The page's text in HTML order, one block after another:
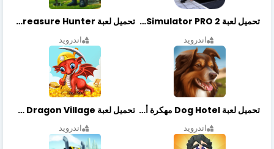
تحميل لعبة Bus Simulator PRO 2 مهكرة أخر إصدار
اندرويد
تحميل لعبة Treasure Hunter مهكرة أخر إصدار
اندرويد
تحميل لعبة Dog Hotel مهكرة أخر إصدار
اندرويد
تحميل لعبة Dragon Village مهكرة أخر إصدار
اندرويد